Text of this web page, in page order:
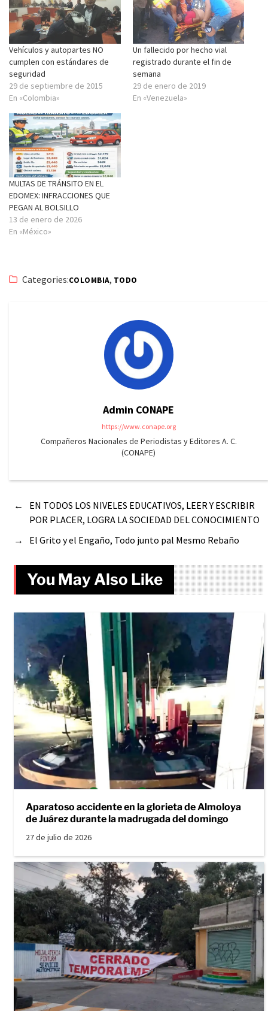
Vehículos y autopartes NO
cumplen con estándares de
seguridad
29 de septiembre de 2015
En «Colombia»
Un fallecido por hecho vial
registrado durante el fin de
semana
29 de enero de 2019
En «Venezuela»
MULTAS DE TRÁNSITO EN EL
EDOMEX: INFRACCIONES QUE
PEGAN AL BOLSILLO
13 de enero de 2026
En «México»
Categories:COLOMBIA, TODO
Admin CONAPE
https://www.conape.org
Compañeros Nacionales de Periodistas y Editores A. C.
(CONAPE)
←
EN TODOS LOS NIVELES EDUCATIVOS, LEER Y ESCRIBIR
POR PLACER, LOGRA LA SOCIEDAD DEL CONOCIMIENTO
→
El Grito y el Engaño, Todo junto pal Mesmo Rebaño
You May Also Like
Aparatoso accidente en la glorieta de Almoloya
de Juárez durante la madrugada del domingo
27 de julio de 2026